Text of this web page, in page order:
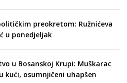
preokretom: Ružnićeva
u ponedjeljak
u Bosanskoj Krupi: Muškarac
kući, osumnjičeni uhapšen